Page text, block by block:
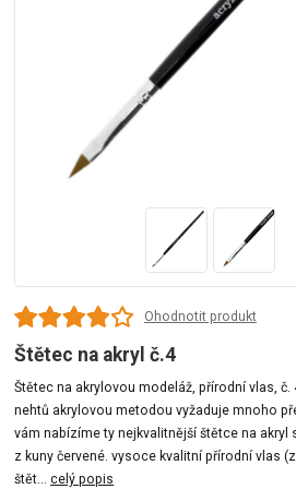
Ohodnotit produkt
Štětec na akryl č.4
Štětec na akrylovou modeláž, přírodní vlas, č.
nehtů akrylovou metodou vyžaduje mnoho
vám nabízíme ty nejkvalitnější štětce na akryl
z kuny červené. vysoce kvalitní přírodní vlas
štět...celý popis